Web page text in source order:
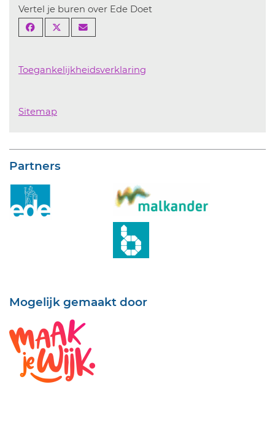
Vertel je buren over Ede Doet
Toegankelijkheidsverklaring
Sitemap
Partners
Mogelijk gemaakt door